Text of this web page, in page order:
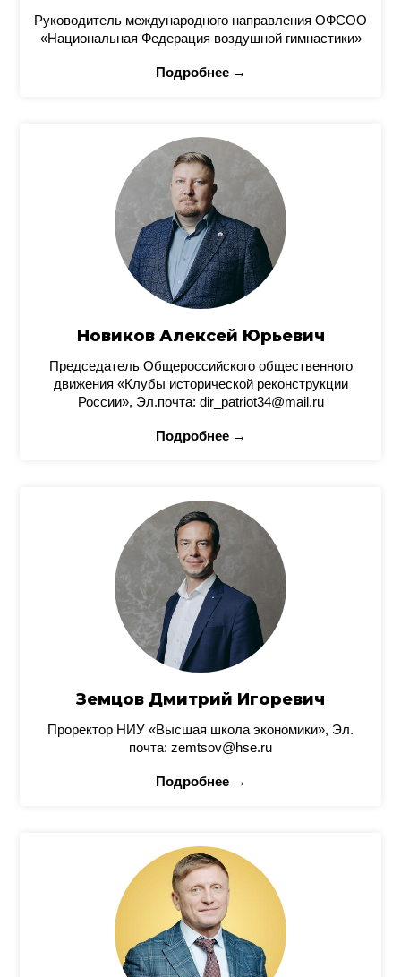
Руководитель международного направления ОФСОО
«Национальная Федерация воздушной гимнастики»
Подробнее →
Новиков Алексей Юрьевич
Председатель Общероссийского общественного
движения «Клубы исторической реконструкции
России», Эл.почта: dir_patriot34@mail.ru
Подробнее →
Земцов Дмитрий Игоревич
Проректор НИУ «Высшая школа экономики», Эл.
почта: zemtsov@hse.ru
Подробнее →